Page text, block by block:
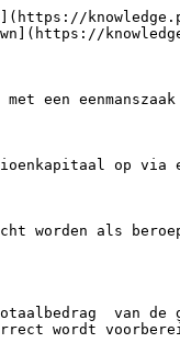
eenmanszaak
op via
worden als
van de
wordt